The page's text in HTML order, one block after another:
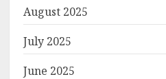
August 2025
July 2025
June 2025